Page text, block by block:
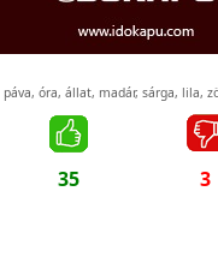
páva, óra, állat, madár, sárga, lila,
35 3